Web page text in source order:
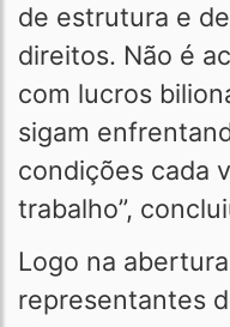
de estrutura e
direitos. Não é
com lucros
sigam
condições cada
trabalho”,
Logo na
representantes